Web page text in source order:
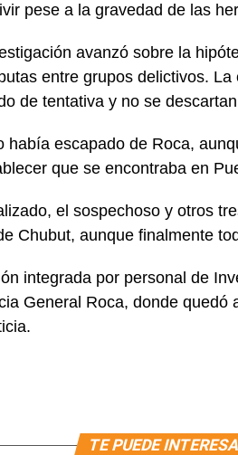
pese a la gravedad de las
avanzó sobre la
entre grupos delictivos.
de tentativa y no se
había escapado de Roca,
que se encontraba en
el sospechoso y otros
Chubut, aunque finalmente
integrada por personal de
General Roca, donde quedó
TE PUEDE